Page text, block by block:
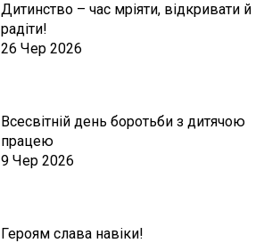
Дитинство – час мріяти, відкривати й
радіти!
26 Чер 2026
Всесвітній день боротьби з дитячою
працею
9 Чер 2026
Героям слава навіки!